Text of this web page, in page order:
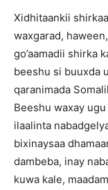
Xidhitaankii
waxgarad,
go’aamadii shirka
beeshu si buuxda
qaranimada
Beeshu waxay
ilaalinta
bixinaysaa
dambeba, inay
kuwa kale,